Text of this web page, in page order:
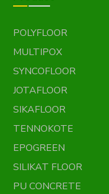
POLYFLOOR
MULTIPOX
SYNCOFLOOR
JOTAFLOOR
SIKAFLOOR
TENNOKOTE
EPOGREEN
SILIKAT FLOOR
PU CONCRETE